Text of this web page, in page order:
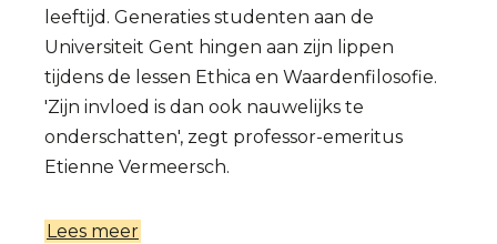
leeftijd. Generaties studenten aan de
Universiteit Gent hingen aan zijn lippen
tijdens de lessen Ethica en Waardenfilosofie.
'Zijn invloed is dan ook nauwelijks te
onderschatten', zegt professor-emeritus
Etienne Vermeersch.
Lees meer